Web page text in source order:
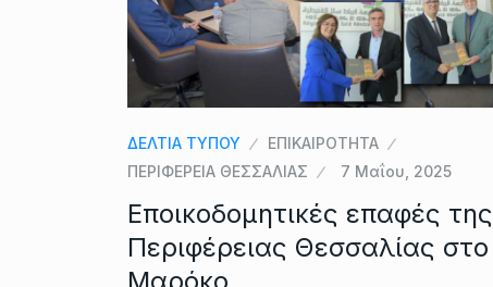
ΔΕΛΤΙΑ ΤΥΠΟΥ
ΕΠΙΚΑΙΡΟΤΗΤΑ
ΠΕΡΙΦΕΡΕΙΑ ΘΕΣΣΑΛΙΑΣ
7 Μαΐου, 2025
Εποικοδομητικές επαφές της
Περιφέρειας Θεσσαλίας στο